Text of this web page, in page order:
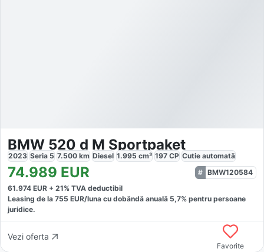
BMW 520 d M Sportpaket
2023 Seria 5 7.500 km Diesel 1.995 cm³ 197 CP Cutie automată
74.989 EUR
BMW120584
61.974 EUR + 21% TVA deductibil
Leasing de la 755 EUR/luna cu dobăndă anuală 5,7% pentru persoane
juridice.
Vezi oferta
Favorite